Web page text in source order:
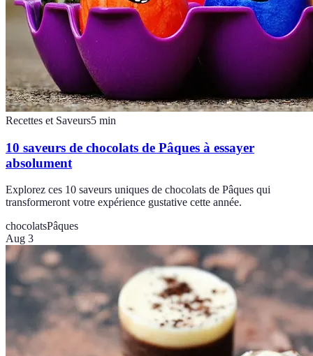
Recettes et Saveurs5 min
10 saveurs de chocolats de Pâques à essayer
absolument
Explorez ces 10 saveurs uniques de chocolats de Pâques qui
transformeront votre expérience gustative cette année.
chocolatsPâques
Aug 3